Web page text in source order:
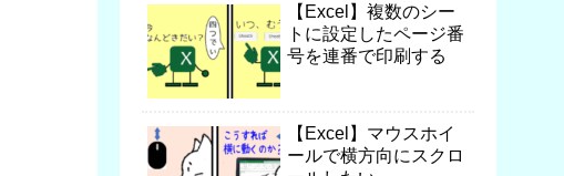
【Excel】複数のシー
トに設定したページ番
号を連番で印刷する
【Excel】マウスホイ
ールで横方向にスクロ